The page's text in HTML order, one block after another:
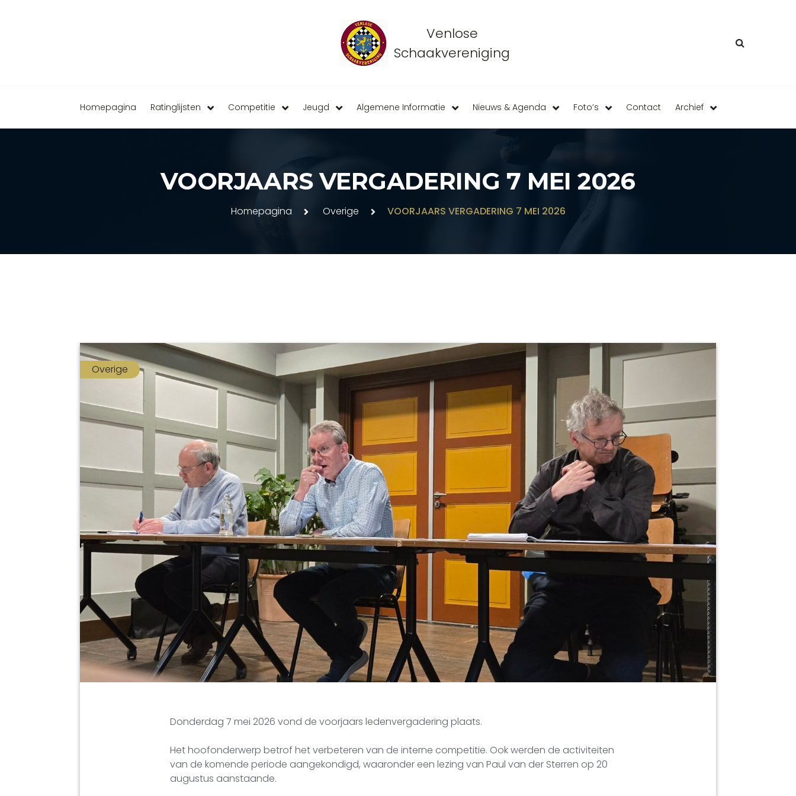
Venlose
Schaakvereniging
Homepagina Ratinglijsten Competitie Jeugd Algemene Informatie Nieuws & Agenda Foto’s Contact Archief
VOORJAARS VERGADERING 7 MEI 2026
Homepagina Overige VOORJAARS VERGADERING 7 MEI 2026
Overige
Donderdag 7 mei 2026 vond de voorjaars ledenvergadering plaats.
Het hoofonderwerp betrof het verbeteren van de interne competitie. Ook werden de activiteiten
van de komende periode aangekondigd, waaronder een lezing van Paul van der Sterren op 20
augustus aanstaande.